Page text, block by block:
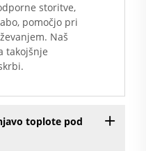
storitve,
pomočjo pri
Naš
takojšnje
toplote pod